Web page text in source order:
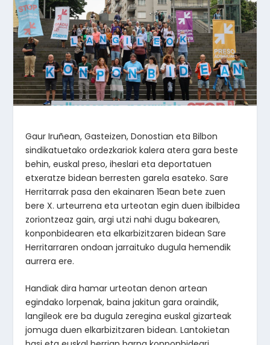
Gaur Iruñean, Gasteizen, Donostian eta Bilbon
sindikatuetako ordezkariok kalera atera gara beste
behin, euskal preso, iheslari eta deportatuen
etxeratze bidean berresten garela esateko. Sare
Herritarrak pasa den ekainaren 15ean bete zuen
bere X. urteurrena eta urteotan egin duen ibilbidea
zoriontzeaz gain, argi utzi nahi dugu bakearen,
konponbidearen eta elkarbizitzaren bidean Sare
Herritarraren ondoan jarraituko dugula hemendik
aurrera ere.
Handiak dira hamar urteotan denon artean
egindako lorpenak, baina jakitun gara oraindik,
langileok ere ba dugula zeregina euskal gizarteak
jomuga duen elkarbizitzaren bidean. Lantokietan